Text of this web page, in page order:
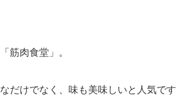
筋肉食堂」。
だけでなく、味も美味しいと人気です